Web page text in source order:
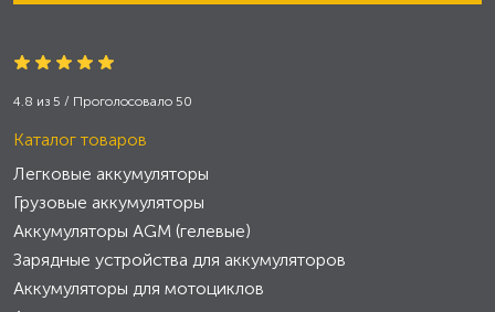
4.8 из 5 / Проголосовало 50
Каталог товаров
Легковые аккумуляторы
Грузовые аккумуляторы
Аккумуляторы AGM (гелевые)
Зарядные устройства для аккумуляторов
Аккумуляторы для мотоциклов